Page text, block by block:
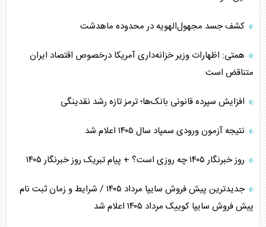
کشف جسد مجهول‌الهویه در محدوده ماهدشت
همتی: اظهارات وزیر خزانه‌داری آمریکا درخصوص اقتصاد ایران
متناقض است
افزایش سپرده قانونی بانک‌ها؛ ترمز تازه رشد نقدینگی
نتیجه آزمون ورودی سمپاد سال ۱۴۰۵ اعلام شد
روز خبرنگار ۱۴۰۵ چه روزی است؟ + پیام تبریک روز خبرنگار ۱۴۰۵
جدیدترین پیش فروش سایپا مرداد ۱۴۰۵ / شرایط و زمان ثبت نام
پیش فروش سایپا کوییک مرداد ۱۴۰۵ اعلام شد